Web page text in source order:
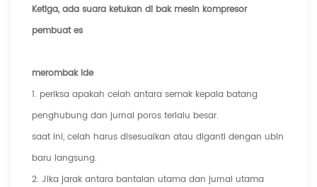
Ketiga, ada suara ketukan di bak mesin kompresor
pembuat es
merombak ide
1. periksa apakah celah antara semak kepala batang
penghubung dan jurnal poros terlalu besar.
saat ini, celah harus disesuaikan atau diganti dengan ubin
baru langsung.
2. Jika jarak antara bantalan utama dan jurnal utama